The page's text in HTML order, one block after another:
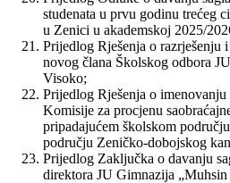
studenata u prvu godinu trećeg
u Zenici u akademskoj 2025/
Prijedlog Rješenja o razrješenju
novog člana Školskog odbora
Visoko;
Prijedlog Rješenja o
Komisije za procjenu
pripadajućem školskom
području Zeničko-dobojskog
Prijedlog Zaključka o davanju
direktora JU Gimnazija